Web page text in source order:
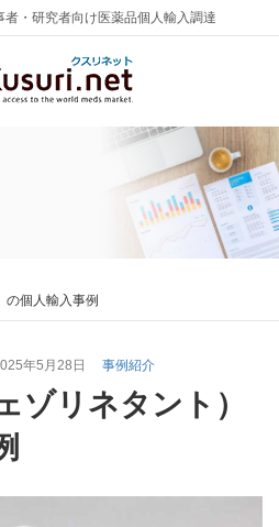
・研究者向け医薬品個人輸入調達
の個人輸入事例
年5月28日 事例紹介
ゾリネタント）